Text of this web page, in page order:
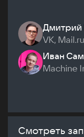
Дмитрий
VK, Mail.ru
Иван
Machine
Смотреть